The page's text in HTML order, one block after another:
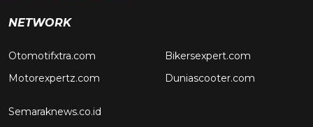
NETWORK
Otomotifxtra.com
Motorexpertz.com
Bikersexpert.com
Duniascooter.com
Semaraknews.co.id